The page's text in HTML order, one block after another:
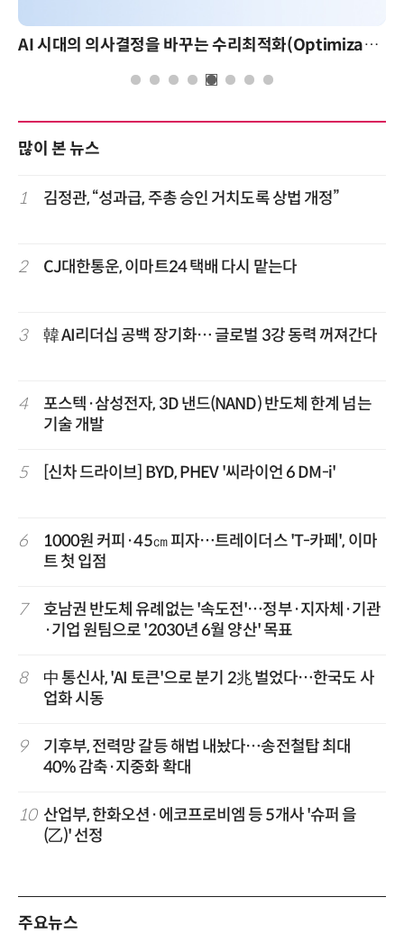
AI 핀옵스 실전 세미나: 폭증하는 AI 토큰 비용 관리 전략
많이 본 뉴스
1 김정관, “성과급, 주총 승인 거치도록 상법 개정”
2 CJ대한통운, 이마트24 택배 다시 맡는다
3 韓 AI리더십 공백 장기화… 글로벌 3강 동력 꺼져간다
4
포스텍·삼성전자, 3D 낸드(NAND) 반도체 한계 넘는
기술 개발
5 [신차 드라이브] BYD, PHEV '씨라이언 6 DM-i'
6
1000원 커피·45㎝ 피자…트레이더스 'T-카페', 이마
트 첫 입점
7
호남권 반도체 유례없는 '속도전'…정부·지자체·기관
·기업 원팀으로 '2030년 6월 양산' 목표
8
中 통신사, 'AI 토큰'으로 분기 2兆 벌었다…한국도 사
업화 시동
9
기후부, 전력망 갈등 해법 내놨다…송전철탑 최대
40% 감축·지중화 확대
10 산업부, 한화오션·에코프로비엠 등 5개사 '슈퍼 을
(乙)' 선정
주요뉴스